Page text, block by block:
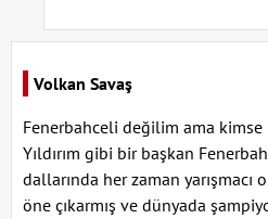
Volkan Savaş
Fenerbahceli değilim ama kimse
Yıldırım gibi bir başkan
dallarında her zaman yarışmacı
öne çıkarmış ve dünyada